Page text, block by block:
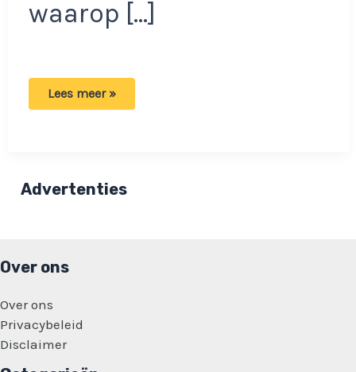
waarop […]
Hoe
over
Lees meer »
Advertenties
Over ons
Over ons
Privacybeleid
Disclaimer